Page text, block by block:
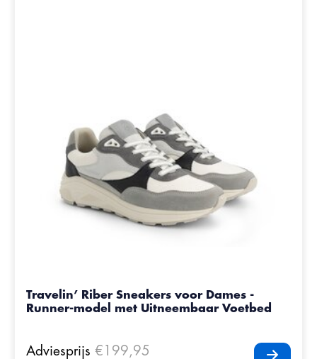
Travelin’ Riber Sneakers voor Dames -
Runner-model met Uitneembaar Voetbed
Adviesprijs €199,95